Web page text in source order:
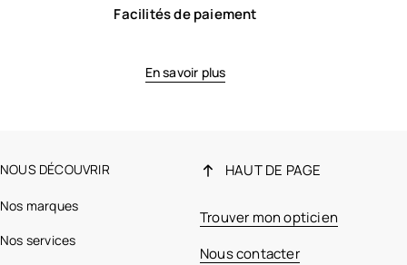
Facilités de paiement
En savoir plus
NOUS DÉCOUVRIR
Nos marques
Nos services
HAUT DE PAGE
Trouver mon opticien
Nous contacter